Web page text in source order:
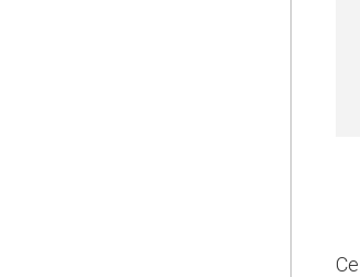
Ce chapitre fournit des recommandations générales et des instructions sur l’enregistrement